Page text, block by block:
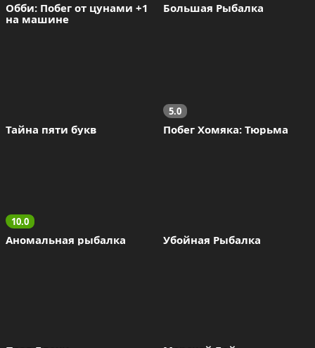
Обби: Побег от цунами +1
на машине
Большая Рыбалка
Тайна пяти букв
5.0
Побег Хомяка: Тюрьма
10.0
Аномальная рыбалка Убойная Рыбалка